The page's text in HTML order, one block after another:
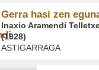
Gerra hasi zen
Inaxio Aramendi
(1928)
ASTIGARRAGA